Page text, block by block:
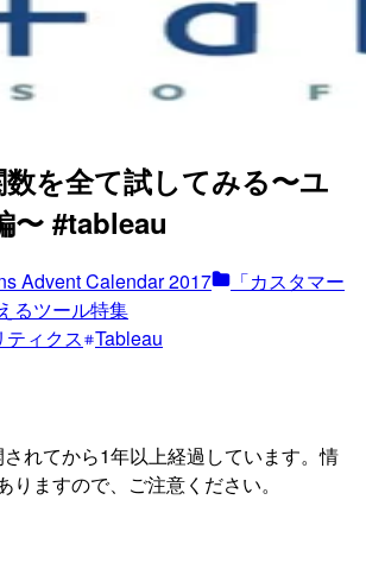
を全て試してみる〜ユ
〜 #tableau
Advent Calendar 2017
「カスタマー
るツール特集
ティクス Tableau
れてから1年以上経過しています。情
りますので、ご注意ください。